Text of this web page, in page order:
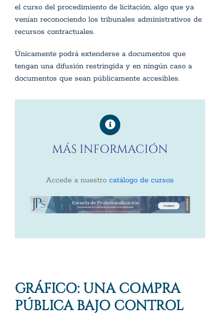
el curso del procedimiento de licitación, algo que ya
venían reconociendo los tribunales administrativos de
recursos contractuales.
Únicamente podrá extenderse a documentos que
tengan una difusión restringida y en ningún caso a
documentos que sean públicamente accesibles.
MÁS INFORMACIÓN
Accede a nuestro catálogo de cursos
GRÁFICO: UNA COMPRA
PÚBLICA BAJO CONTROL